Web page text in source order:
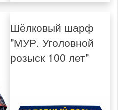
Шёлковый шарф
"МУР. Уголовной
розыск 100 лет"